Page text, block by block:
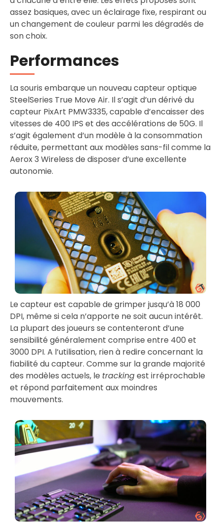
assez basiques, avec un éclairage fixe, respirant ou
un changement de couleur parmi les dégradés de
son choix.
Performances
La souris embarque un nouveau capteur optique
SteelSeries True Move Air. Il s’agit d’un dérivé du
capteur PixArt PMW3335, capable d’encaisser des
vitesses de 400 IPS et des accélérations de 50G. Il
s’agit également d’un modèle à la consommation
réduite, permettant aux modèles sans-fil comme la
Aerox 3 Wireless de disposer d’une excellente
autonomie.
Le capteur est capable de grimper jusqu’à 18 000
DPI, même si cela n’apporte ne soit aucun intérêt.
La plupart des joueurs se contenteront d’une
sensibilité généralement comprise entre 400 et
3000 DPI. A l’utilisation, rien à redire concernant la
fiabilité du capteur. Comme sur la grande majorité
des modèles actuels, le trackingest irréprochable
et répond parfaitement aux moindres
mouvements.